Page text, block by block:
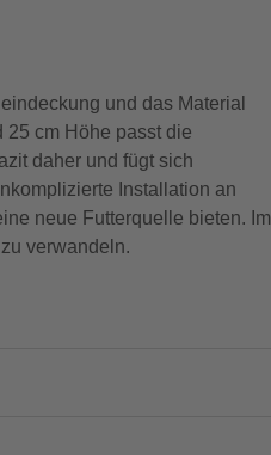
und das Material
25 cm Höhe passt die
daher und fügt sich
Installation an
neue Futterquelle bieten. Im
verwandeln.